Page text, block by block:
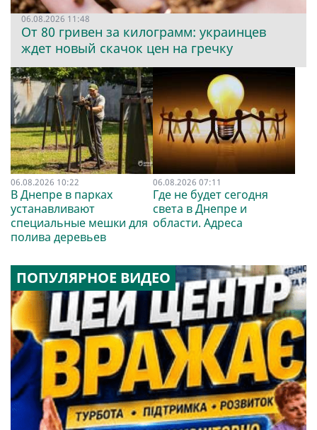
06.08.2026 11:48
От 80 гривен за килограмм: украинцев
ждет новый скачок цен на гречку
06.08.2026 10:22
В Днепре в парках
устанавливают
специальные мешки для
полива деревьев
06.08.2026 07:11
Где не будет сегодня
света в Днепре и
области. Адреса
ПОПУЛЯРНОЕ ВИДЕО